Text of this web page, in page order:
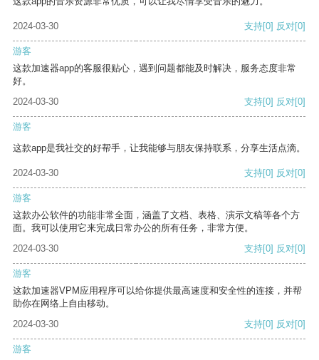
2024-03-30 支持[0] 反对[0]
游客
这款加速器app的客服很贴心，遇到问题都能及时解决，服务态度非常
好。
2024-03-30
支持[0] 反对[0]
游客
这款app是我社交的好帮手，让我能够与朋友保持联系，分享生活点滴。
2024-03-30 支持[0] 反对[0]
游客
这款办公软件的功能非常全面，涵盖了文档、表格、演示文稿等各个方
面。我可以使用它来完成日常办公的所有任务，非常方便。
2024-03-30
支持[0] 反对[0]
游客
这款加速器VPM应用程序可以给你提供最高速度和安全性的连接，并帮
助你在网络上自由移动。
2024-03-30
支持[0] 反对[0]
游客